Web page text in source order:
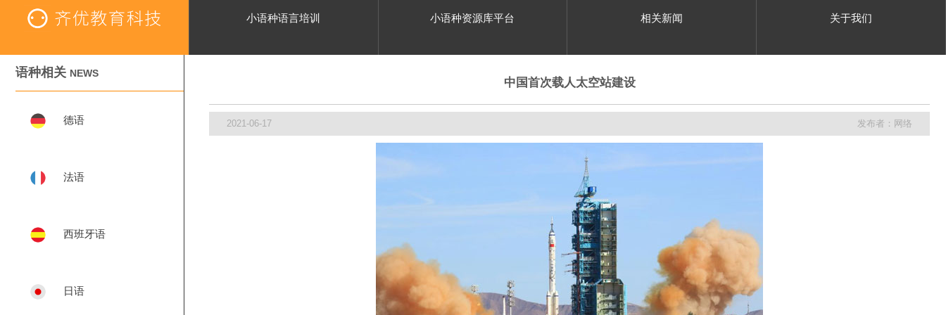
小语种语言培训 小语种资源库平台 相关新闻 关于我们
语种相关 NEWS
德语
法语
西班牙语
日语
中国首次载人太空站建设
2021-06-17 发布者：网络